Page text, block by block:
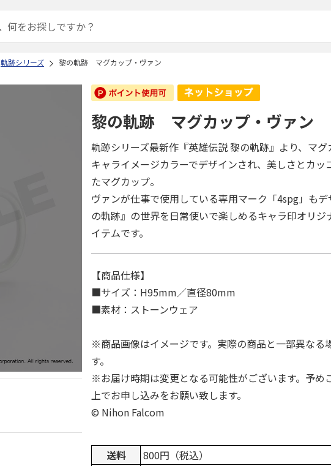
軌跡シリーズ 黎の軌跡 マグカップ・ヴァン
黎の軌跡 マグカップ・ヴァン
軌跡シリーズ最新作『英雄伝説 黎の軌跡』より、マ
キャライメージカラーでデザインされ、美しさとカッ
たマグカップ。
ヴァンが仕事で使用している専用マーク「4spg」も
の軌跡』の世界を日常使いで楽しめるキャラ印オリジ
イテムです。
【商品仕様】
■サイズ：H95mm／直径80mm
■素材：ストーンウェア
※商品画像はイメージです。実際の商品と一部異なる
す。
※お届け時期は変更となる可能性がございます。予め
上でお申し込みをお願い致します。
© Nihon Falcom
送料
800円（税込）